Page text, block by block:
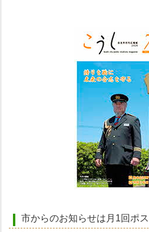
市からのお知らせは月1回ポ